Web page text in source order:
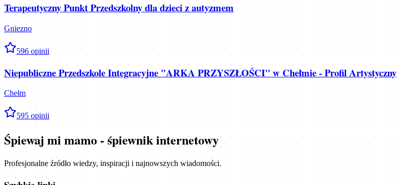
Terapeutyczny Punkt Przedszkolny dla dzieci z autyzmem
Gniezno
596 opinii
Niepubliczne Przedszkole Integracyjne "ARKA PRZYSZŁOŚCI" w Chełmie - Profil Artystyczny
Chełm
595 opinii
Śpiewaj mi mamo - śpiewnik internetowy
Profesjonalne źródło wiedzy, inspiracji i najnowszych wiadomości.